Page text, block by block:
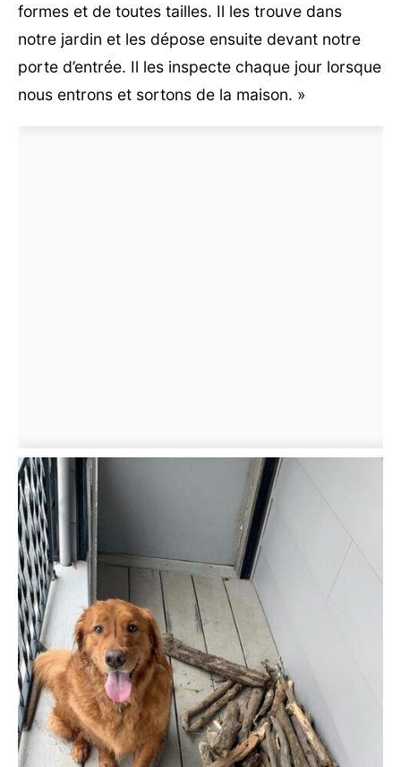
formes et de toutes tailles. Il les trouve dans
notre jardin et les dépose ensuite devant notre
porte d’entrée. Il les inspecte chaque jour lorsque
nous entrons et sortons de la maison. »